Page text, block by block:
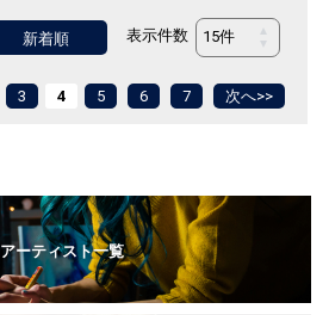
新着順 表示件数
3 4 5 6 7 次へ>>
アーティスト一覧